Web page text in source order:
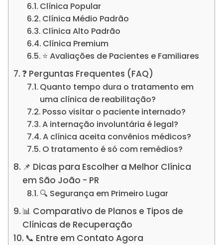
Clínica Popular
Clínica Médio Padrão
Clínica Alto Padrão
Clínica Premium
⭐ Avaliações de Pacientes e Familiares
❓ Perguntas Frequentes (FAQ)
Quanto tempo dura o tratamento em
uma clínica de reabilitação?
Posso visitar o paciente internado?
A internação involuntária é legal?
A clínica aceita convênios médicos?
O tratamento é só com remédios?
📌 Dicas para Escolher a Melhor Clínica
em São João - PR
🔍 Segurança em Primeiro Lugar
📊 Comparativo de Planos e Tipos de
Clínicas de Recuperação
📞 Entre em Contato Agora